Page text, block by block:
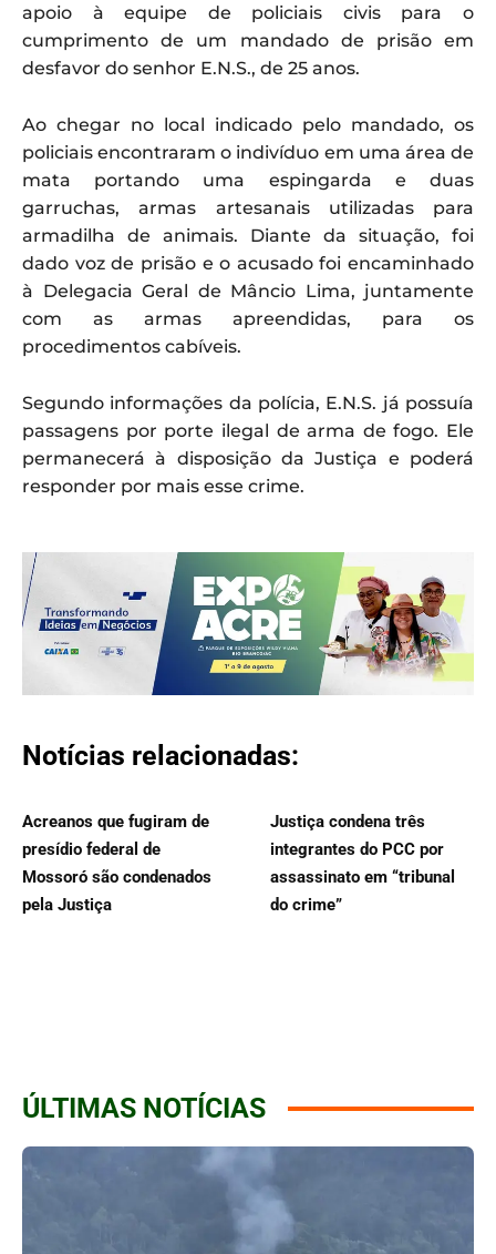
apoio à equipe de policiais civis para o
cumprimento de um mandado de prisão em
desfavor do senhor E.N.S., de 25 anos.
Ao chegar no local indicado pelo mandado, os
policiais encontraram o indivíduo em uma área de
mata portando uma espingarda e duas
garruchas, armas artesanais utilizadas para
armadilha de animais. Diante da situação, foi
dado voz de prisão e o acusado foi encaminhado
à Delegacia Geral de Mâncio Lima, juntamente
com as armas apreendidas, para os
procedimentos cabíveis.
Segundo informações da polícia, E.N.S. já possuía
passagens por porte ilegal de arma de fogo. Ele
permanecerá à disposição da Justiça e poderá
responder por mais esse crime.
Notícias relacionadas:
Acreanos que fugiram de
presídio federal de
Mossoró são condenados
pela Justiça
Justiça condena três
integrantes do PCC por
assassinato em “tribunal
do crime”
ÚLTIMAS NOTÍCIAS